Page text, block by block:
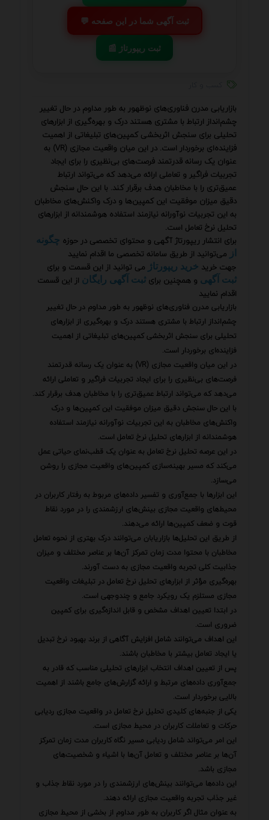
💬 ثبت آگهی شما در این صفحه
📰 ثبت ریپورتاژ
بازاریابی مدرن فناوری‌های نوظهور به طور مداوم در حال تغییر
چشم‌انداز ارتباط با مشتری هستند درک و بهره‌گیری از ابزارهای
تحلیلی برای سنجش اثربخشی کمپین‌های تبلیغاتی از اهمیت
فزاینده‌ای برخوردار است. در این میان واقعیت مجازی (VR) به
عنوان یک رسانه قدرتمند فرصت‌های بی‌نظیری را برای ایجاد
تجربیات فراگیر و تعاملی ارائه می‌دهد که می‌تواند ارتباط
عمیق‌تری را با مخاطبان هدف برقرار کند. با این حال سنجش
دقیق میزان موفقیت این کمپین‌ها و درک واکنش‌های مخاطبان
به این تجربیات نوآورانه نیازمند استفاده هوشمندانه از ابزارهای
تحلیل نرخ تعامل است.
برای انتشار ریپورتاژ آگهی و محتوای تخصصی در حوزه چگونه
از می‌توانید از طریق سامانه تخصصی ما اقدام نمایید
جهت خرید خرید ریپورتاژ می توانید از این قسمت و برای
ثبت آگهی و همچنین برای ثبت آگهی رایگان از این قسمت
اقدام نمایید
بازاریابی مدرن فناوری‌های نوظهور به طور مداوم در حال تغییر
چشم‌انداز ارتباط با مشتری هستند درک و بهره‌گیری از ابزارهای
تحلیلی برای سنجش اثربخشی کمپین‌های تبلیغاتی از اهمیت
فزاینده‌ای برخوردار است.
در این میان واقعیت مجازی (VR) به عنوان یک رسانه قدرتمند
فرصت‌های بی‌نظیری را برای ایجاد تجربیات فراگیر و تعاملی ارائه
می‌دهد که می‌تواند ارتباط عمیق‌تری را با مخاطبان هدف برقرار کند.
با این حال سنجش دقیق میزان موفقیت این کمپین‌ها و درک
واکنش‌های مخاطبان به این تجربیات نوآورانه نیازمند استفاده
هوشمندانه از ابزارهای تحلیل نرخ تعامل است.
در این عرصه تحلیل نرخ تعامل به عنوان یک قطب‌نمای حیاتی عمل
می‌کند که مسیر بهینه‌سازی کمپین‌های واقعیت مجازی را روشن
می‌سازد.
این ابزارها با جمع‌آوری و تفسیر داده‌های مربوط به رفتار کاربران در
محیط‌های واقعیت مجازی بینش‌های ارزشمندی را در مورد نقاط
قوت و ضعف کمپین‌ها ارائه می‌دهند.
از طریق این تحلیل‌ها بازاریابان می‌توانند درک بهتری از نحوه تعامل
مخاطبان با محتوا مدت زمان تمرکز آن‌ها بر عناصر مختلف و میزان
جذابیت کلی تجربه واقعیت مجازی به دست آورند.
بهره‌گیری مؤثر از ابزارهای تحلیل نرخ تعامل در تبلیغات واقعیت
مجازی مستلزم یک رویکرد جامع و چندوجهی است.
در ابتدا تعیین اهداف مشخص و قابل اندازه‌گیری برای کمپین
ضروری است.
این اهداف می‌توانند شامل افزایش آگاهی از برند بهبود نرخ تبدیل
یا ایجاد تعامل بیشتر با مخاطبان باشند.
پس از تعیین اهداف انتخاب ابزارهای تحلیلی مناسب که قادر به
جمع‌آوری داده‌های مرتبط و ارائه گزارش‌های جامع باشند از اهمیت
بالایی برخوردار است.
یکی از جنبه‌های کلیدی تحلیل نرخ تعامل در واقعیت مجازی ردیابی
حرکات و تعاملات کاربران در محیط مجازی است.
این امر می‌تواند شامل ردیابی مسیر نگاه کاربران مدت زمان تمرکز
آن‌ها بر عناصر مختلف و تعامل آن‌ها با اشیاء و شخصیت‌های
مجازی باشد.
این داده‌ها می‌توانند بینش‌های ارزشمندی را در مورد نقاط جذاب و
غیر جذاب تجربه واقعیت مجازی ارائه دهند.
به عنوان مثال اگر کاربران به طور مداوم از بخشی از محیط مجازی